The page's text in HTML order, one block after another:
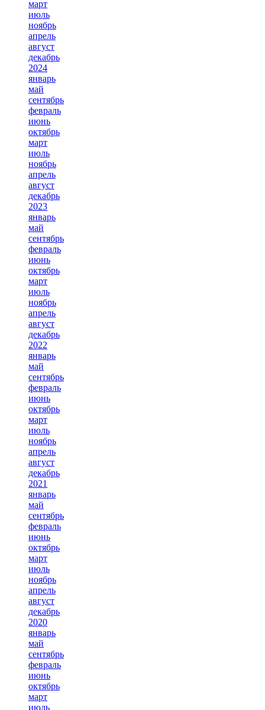
март
июль
ноябрь
апрель
август
декабрь
2024
январь
май
сентябрь
февраль
июнь
октябрь
март
июль
ноябрь
апрель
август
декабрь
2023
январь
май
сентябрь
февраль
июнь
октябрь
март
июль
ноябрь
апрель
август
декабрь
2022
январь
май
сентябрь
февраль
июнь
октябрь
март
июль
ноябрь
апрель
август
декабрь
2021
январь
май
сентябрь
февраль
июнь
октябрь
март
июль
ноябрь
апрель
август
декабрь
2020
январь
май
сентябрь
февраль
июнь
октябрь
март
июль